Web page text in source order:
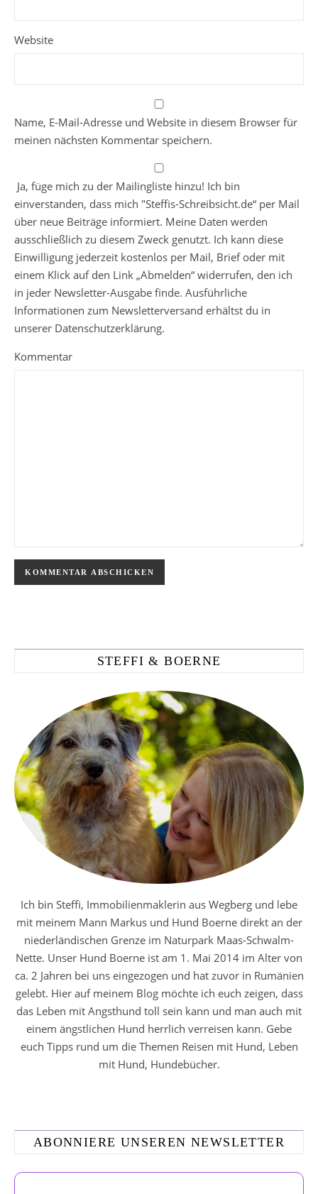
Website
Name, E-Mail-Adresse und Website in diesem Browser für
meinen nächsten Kommentar speichern.
Ja, füge mich zu der Mailingliste hinzu! Ich bin
einverstanden, dass mich "Steffis-Schreibsicht.de“ per Mail
über neue Beiträge informiert. Meine Daten werden
ausschließlich zu diesem Zweck genutzt. Ich kann diese
Einwilligung jederzeit kostenlos per Mail, Brief oder mit
einem Klick auf den Link „Abmelden“ widerrufen, den ich
in jeder Newsletter-Ausgabe finde. Ausführliche
Informationen zum Newsletterversand erhältst du in
unserer Datenschutzerklärung.
Kommentar
STEFFI & BOERNE
Ich bin Steffi, Immobilienmaklerin aus Wegberg und lebe
mit meinem Mann Markus und Hund Boerne direkt an der
niederländischen Grenze im Naturpark Maas-Schwalm-
Nette. Unser Hund Boerne ist am 1. Mai 2014 im Alter von
ca. 2 Jahren bei uns eingezogen und hat zuvor in Rumänien
gelebt. Hier auf meinem Blog möchte ich euch zeigen, dass
das Leben mit Angsthund toll sein kann und man auch mit
einem ängstlichen Hund herrlich verreisen kann. Gebe
euch Tipps rund um die Themen Reisen mit Hund, Leben
mit Hund, Hundebücher.
ABONNIERE UNSEREN NEWSLETTER